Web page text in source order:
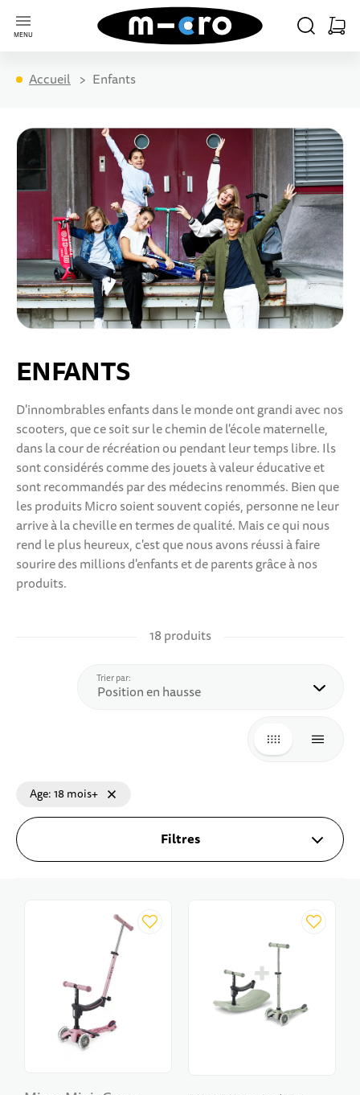
MENU
Aller à la page d'accueil
CHERCHER
Accueil Enfants
ENFANTS
D'innombrables enfants dans le monde ont grandi avec nos
scooters, que ce soit sur le chemin de l'école maternelle,
dans la cour de récréation ou pendant leur temps libre. Ils
sont considérés comme des jouets à valeur éducative et
sont recommandés par des médecins renommés. Bien que
les produits Micro soient souvent copiés, personne ne leur
arrive à la cheville en termes de qualité. Mais ce qui nous
rend le plus heureux, c'est que nous avons réussi à faire
sourire des millions d'enfants et de parents grâce à nos
produits.
18 produits
Trier par:
GRILLELISTE
Age 18 mois+
Filtres